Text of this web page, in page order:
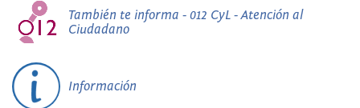
También te informa - 012 CyL - Atención al
Ciudadano
Información